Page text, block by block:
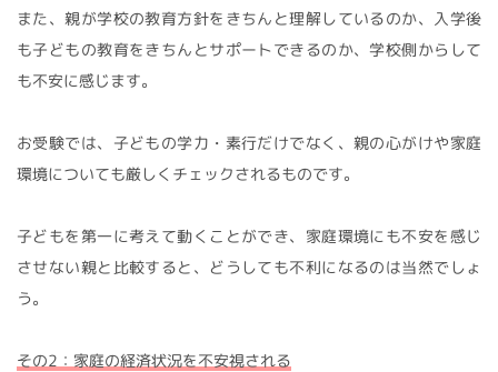
また、親が学校の教育方針をきちんと理解しているのか、入学後
も子どもの教育をきちんとサポートできるのか、学校側からして
も不安に感じます。
お受験では、子どもの学力・素行だけでなく、親の心がけや家庭
環境についても厳しくチェックされるものです。
子どもを第一に考えて動くことができ、家庭環境にも不安を感じ
させない親と比較すると、どうしても不利になるのは当然でしょ
う。
その2：家庭の経済状況を不安視される